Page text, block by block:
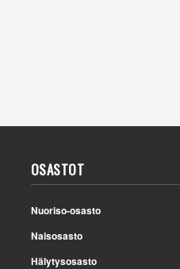
OSASTOT
Nuoriso-osasto
Naisosasto
Hälytysosasto